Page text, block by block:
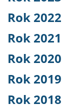
Rok 2022
Rok 2021
Rok 2020
Rok 2019
Rok 2018